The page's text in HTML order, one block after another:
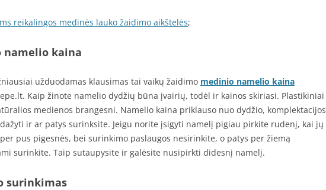
reikalingos medinės lauko žaidimo aikštelės;
namelio kaina
užduodamas klausimas tai vaikų žaidimo medinio namelio kaina
Kaip žinote namelio dydžių būna įvairių, todėl ir kainos skiriasi. Plastikiniai
medienos brangesni. Namelio kaina priklauso nuo dydžio, komplektacijos
ir ar patys surinksite. Jeigu norite įsigyti namelį pigiau pirkite rudenį, kai jų
pus pigesnės, bei surinkimo paslaugos nesirinkite, o patys per žiemą
surinkite. Taip sutaupysite ir galėsite nusipirkti didesnį namelį.
surinkimas